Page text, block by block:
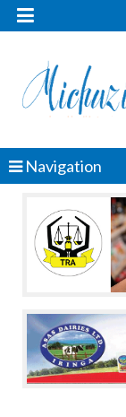

Navigation